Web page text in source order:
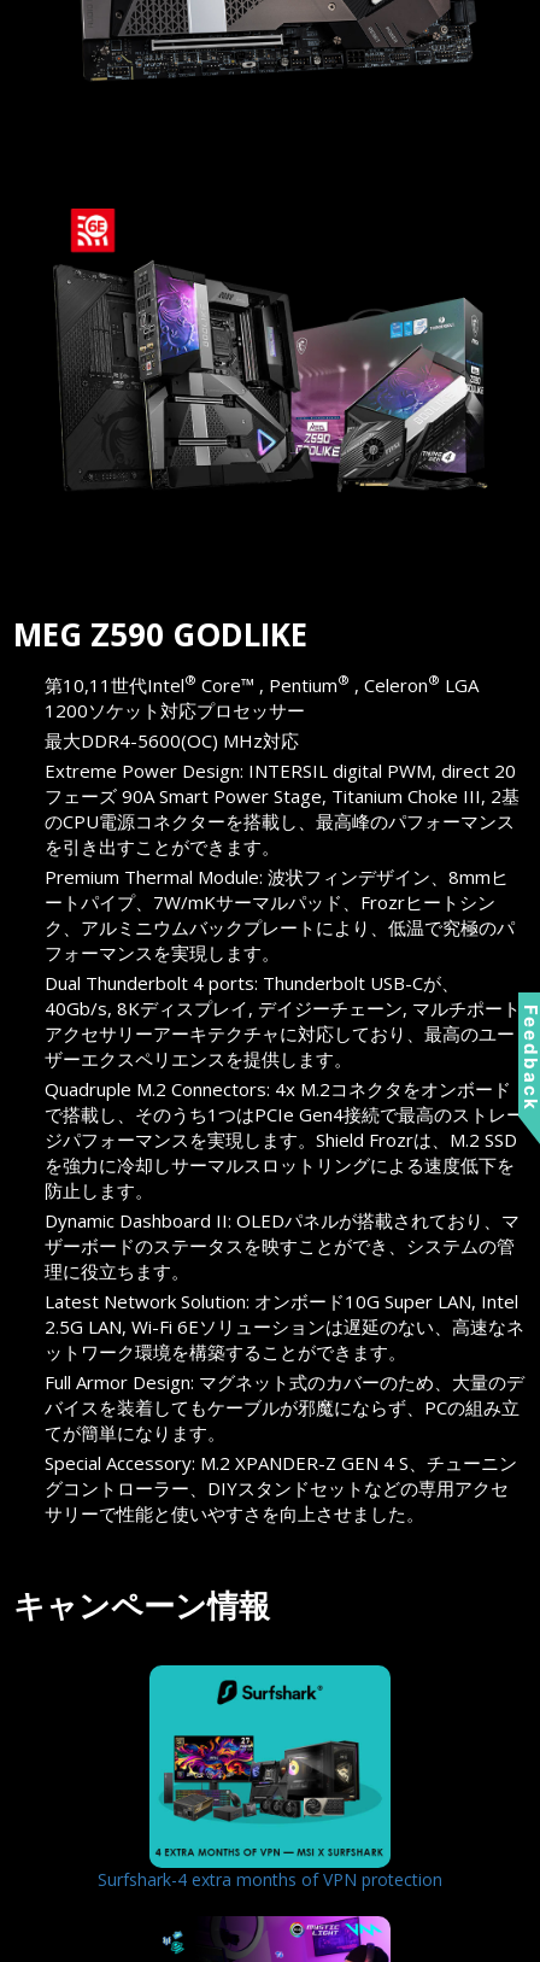
MEG Z590 GODLIKE
第10,11世代Intel® Core™ , Pentium® , Celeron® LGA
1200ソケット対応プロセッサー
最大DDR4-5600(OC) MHz対応
Extreme Power Design: INTERSIL digital PWM, direct 20
フェーズ 90A Smart Power Stage, Titanium Choke III, 2基
のCPU電源コネクターを搭載し、最高峰のパフォーマンス
を引き出すことができます。
Premium Thermal Module: 波状フィンデザイン、8mmヒ
ートパイプ、7W/mKサーマルパッド、Frozrヒートシン
ク、アルミニウムバックプレートにより、低温で究極のパ
フォーマンスを実現します。
Dual Thunderbolt 4 ports: Thunderbolt USB-Cが、
40Gb/s, 8Kディスプレイ, デイジーチェーン, マルチポート
アクセサリーアーキテクチャに対応しており、最高のユー
ザーエクスペリエンスを提供します。
Quadruple M.2 Connectors: 4x M.2コネクタをオンボード
で搭載し、そのうち1つはPCIe Gen4接続で最高のストレー
ジパフォーマンスを実現します。Shield Frozrは、M.2 SSD
を強力に冷却しサーマルスロットリングによる速度低下を
防止します。
Dynamic Dashboard II: OLEDパネルが搭載されており、マ
ザーボードのステータスを映すことができ、システムの管
理に役立ちます。
Latest Network Solution: オンボード10G Super LAN, Intel
2.5G LAN, Wi-Fi 6Eソリューションは遅延のない、高速なネ
ットワーク環境を構築することができます。
Full Armor Design: マグネット式のカバーのため、大量のデ
バイスを装着してもケーブルが邪魔にならず、PCの組み立
てが簡単になります。
Special Accessory: M.2 XPANDER-Z GEN 4 S、チューニン
グコントローラー、DIYスタンドセットなどの専用アクセ
サリーで性能と使いやすさを向上させました。
キャンペーン情報
Surfshark-4 extra months of VPN protection